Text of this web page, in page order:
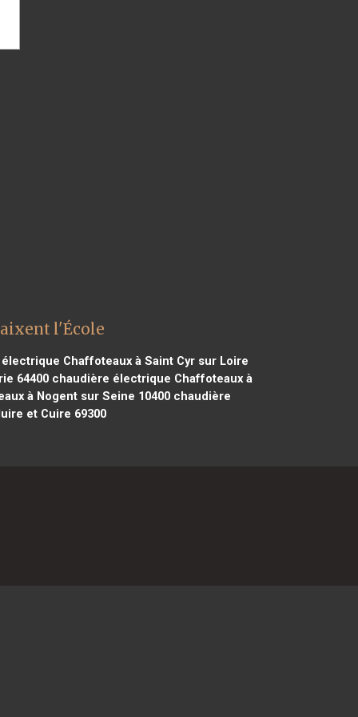
l'École
Chaffoteaux à Saint Cyr sur Loire
64400chaudière électrique Chaffoteaux à
à Nogent sur Seine 10400 chaudière
et Cuire 69300